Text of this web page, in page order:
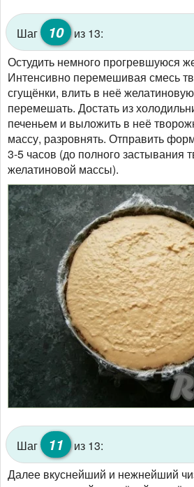
Шаг 10 из 13:
Остудить немного прогревшуюся
Интенсивно перемешивая смесь
сгущёнки, влить в неё
перемешать. Достать из
печеньем и выложить в неё
массу, разровнять. Отправить
3-5 часов (до полного застывания
желатиновой массы).
Шаг 11 из 13:
Далее вкуснейший и нежнейший